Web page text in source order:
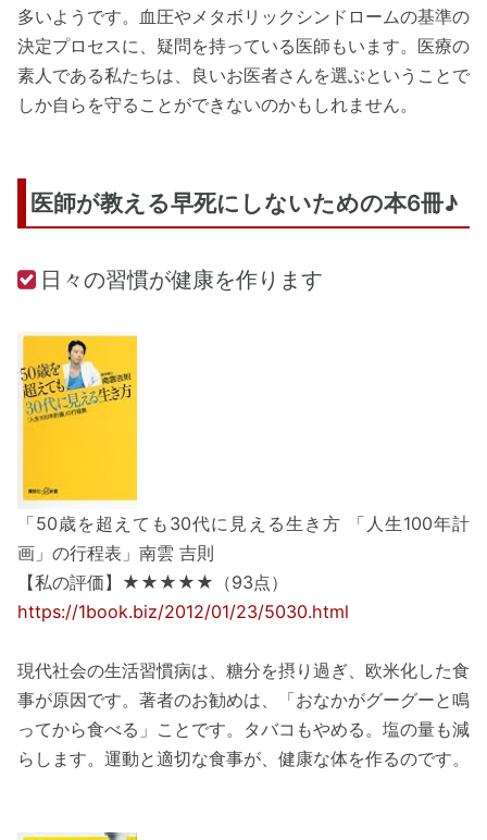
多いようです。血圧やメタボリックシンドロームの基準の
決定プロセスに、疑問を持っている医師もいます。医療の
素人である私たちは、良いお医者さんを選ぶということで
しか自らを守ることができないのかもしれません。
医師が教える早死にしないための本6冊♪
日々の習慣が健康を作ります
「50歳を超えても30代に見える生き方 「人生100年計
画」の行程表」南雲 吉則
【私の評価】★★★★★（93点）
https://1book.biz/2012/01/23/5030.html
現代社会の生活習慣病は、糖分を摂り過ぎ、欧米化した食
事が原因です。著者のお勧めは、「おなかがグーグーと鳴
ってから食べる」ことです。タバコもやめる。塩の量も減
らします。運動と適切な食事が、健康な体を作るのです。